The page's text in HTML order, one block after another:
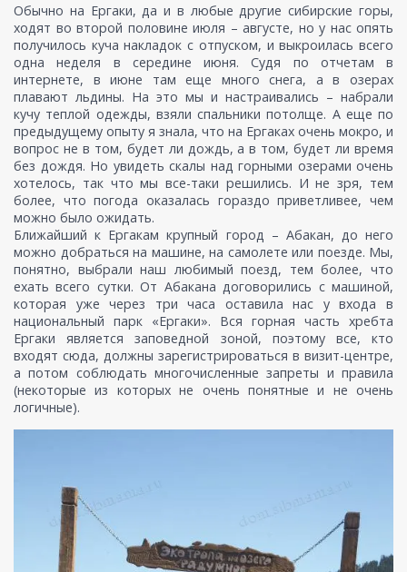
Обычно на Ергаки, да и в любые другие сибирские горы,
ходят во второй половине июля – августе, но у нас опять
получилось куча накладок с отпуском, и выкроилась всего
одна неделя в середине июня. Судя по отчетам в
интернете, в июне там еще много снега, а в озерах
плавают льдины. На это мы и настраивались – набрали
кучу теплой одежды, взяли спальники потолще. А еще по
предыдущему опыту я знала, что на Ергаках очень мокро, и
вопрос не в том, будет ли дождь, а в том, будет ли время
без дождя. Но увидеть скалы над горными озерами очень
хотелось, так что мы все-таки решились. И не зря, тем
более, что погода оказалась гораздо приветливее, чем
можно было ожидать.
Ближайший к Ергакам крупный город – Абакан, до него
можно добраться на машине, на самолете или поезде. Мы,
понятно, выбрали наш любимый поезд, тем более, что
ехать всего сутки. От Абакана договорились с машиной,
которая уже через три часа оставила нас у входа в
национальный парк «Ергаки». Вся горная часть хребта
Ергаки является заповедной зоной, поэтому все, кто
входят сюда, должны зарегистрироваться в визит-центре,
а потом соблюдать многочисленные запреты и правила
(некоторые из которых не очень понятные и не очень
логичные).